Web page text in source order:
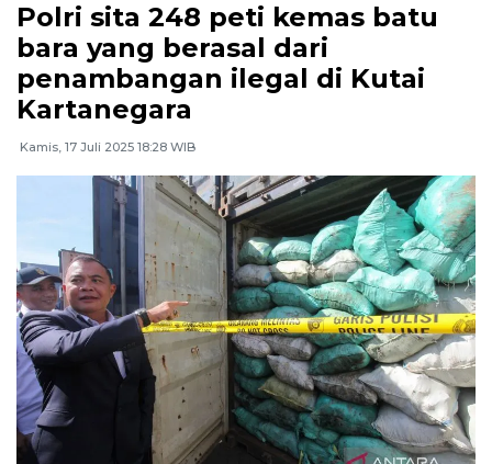
Polri sita 248 peti kemas batu
bara yang berasal dari
penambangan ilegal di Kutai
Kartanegara
Kamis, 17 Juli 2025 18:28 WIB